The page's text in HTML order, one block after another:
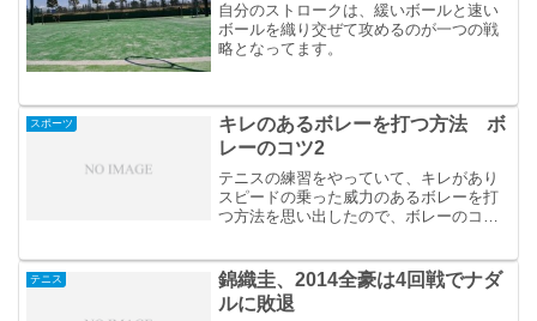
自分のストロークは、緩いボールと速い
ボールを織り交ぜて攻めるのが一つの戦
略となってます。
スポーツ
キレのあるボレーを打つ方法 ボ
レーのコツ2
テニスの練習をやっていて、キレがあり
スピードの乗った威力のあるボレーを打
つ方法を思い出したので、ボレーのコツ
テニス
錦織圭、2014全豪は4回戦でナダ
ルに敗退